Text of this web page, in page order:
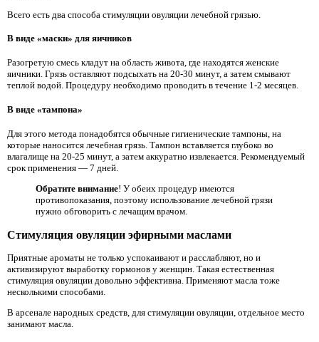
Всего есть два способа стимуляции овуляции лечебной грязью.
В виде «маски» для яичников
Разогретую смесь кладут на область живота, где находятся женские
яичники. Грязь оставляют подсыхать на 20-30 минут, а затем смывают
теплой водой. Процедуру необходимо проводить в течение 1-2 месяцев.
В виде «тампона»
Для этого метода понадобятся обычные гигиенические тампоны, на
которые наносится лечебная грязь. Тампон вставляется глубоко во
влагалище на 20-25 минут, а затем аккуратно извлекается. Рекомендуемый
срок применения — 7 дней.
Обратите внимание! У обеих процедур имеются
противопоказания, поэтому использование лечебной грязи
нужно обговорить с лечащим врачом.
Стимуляция овуляции эфирными маслами
Приятные ароматы не только успокаивают и расслабляют, но и
активизируют выработку гормонов у женщин. Такая естественная
стимуляция овуляции довольно эффективна. Применяют масла тоже
несколькими способами.
В арсенале народных средств, для стимуляции овуляции, отдельное место
занимают масла.